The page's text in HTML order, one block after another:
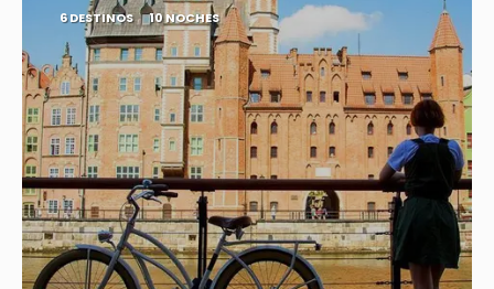
6 DESTINOS 10 NOCHES